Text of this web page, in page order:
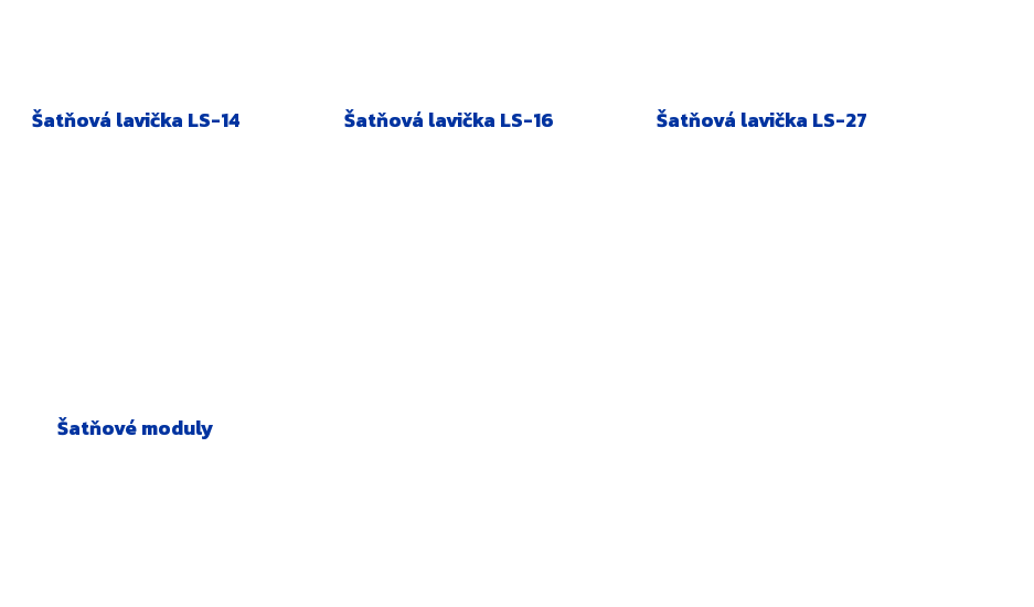
Šatňová lavička LS-14 Šatňová lavička LS-16 Šatňová lavička LS-27
Šatňové moduly